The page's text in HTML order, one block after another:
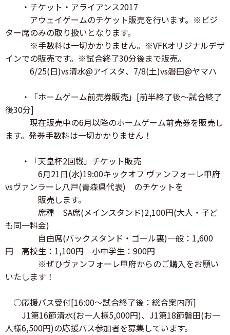
・チケット・アライアンス2017
アウェイゲームのチケット販売を行います。※ビジ
ター席のみの取り扱いとなります。
※手数料は一切かかりません。※VFKオリジナルデザ
インでの販売です。※試合終了30分後まで販売。
6/25(日)vs清水@アイスタ、7/8(土)vs磐田@ヤマハ
・「ホームゲーム前売券販売」[前半終了後～試合終了
後30分]
現在販売中の6月以降のホームゲーム前売券を販売し
ます。発券手数料は一切かかりません！
・「天皇杯2回戦」チケット販売
6月21日(水)19:00キックオフ ヴァンフォーレ甲府
vsヴァンラーレ八戸(青森県代表) のチケットを
販売します。
席種 SA席(メインスタンド)2,100円(大人・子ど
も同一料金)
自由席(バックスタンド・ゴール裏)一般：1,600
円 高校生：1,100円 小中学生：900円
※ぜひヴァンフォーレ甲府からのご購入をお願い
いたします！
○応援バス受付[16:00～試合終了後：総合案内所]
J1第16節清水(お一人様5,000円)、J1第18節磐田(お一
人様6,500円)の応援バス参加者を募集しています。